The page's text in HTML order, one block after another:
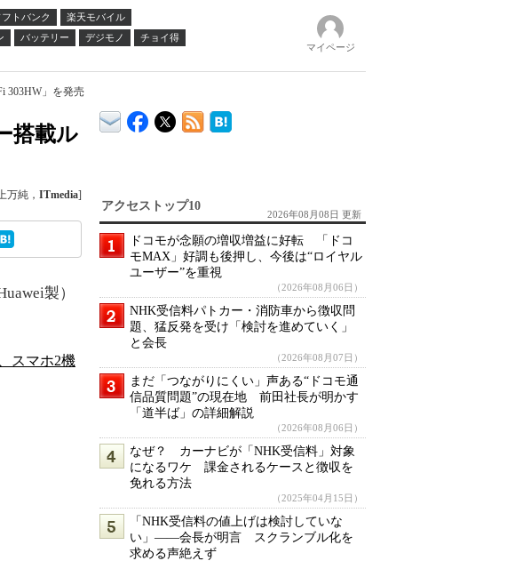
フトバンク
楽天モバイル
バッテリー デジモノ
チョイ得
マイページ
303HW」を発売
搭載ル
万純， ITmedia]
製）
スマホ2機
アクセストップ10
2026年08月08日 更新
ドコモが念願の増収増益に好転 「ドコ
モMAX」好調も後押し、今後は“ロイヤル
ユーザー”を重視
（2026年08月06日）
NHK受信料パトカー・消防車から徴収問
題、猛反発を受け「検討を進めていく」
と会長
（2026年08月07日）
まだ「つながりにくい」声ある“ドコモ通
信品質問題”の現在地 前田社長が明かす
「道半ば」の詳細解説
（2026年08月06日）
なぜ？ カーナビが「NHK受信料」対象
になるワケ 課金されるケースと徴収を
免れる方法
（2025年04月15日）
「NHK受信料の値上げは検討していな
い」――会長が明言 スクランブル化を
求める声絶えず